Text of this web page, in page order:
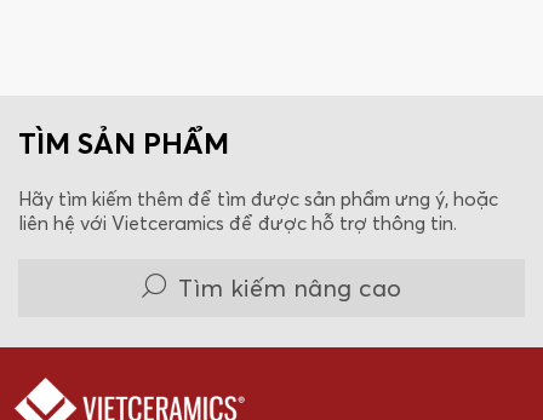
TÌM SẢN PHẨM
Hãy tìm kiếm thêm để tìm được sản phẩm ưng ý, hoặc
liên hệ với Vietceramics để được hỗ trợ thông tin.
Tìm kiếm nâng cao